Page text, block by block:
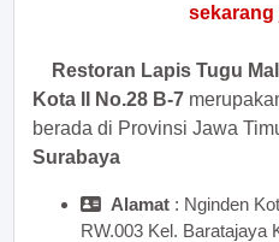
sekarang
Restoran Lapis Tugu
Kota II No.28 B-7
berada di Provinsi Jawa
Surabaya
Alamat : Nginden
RW.003 Kel. Baratajaya